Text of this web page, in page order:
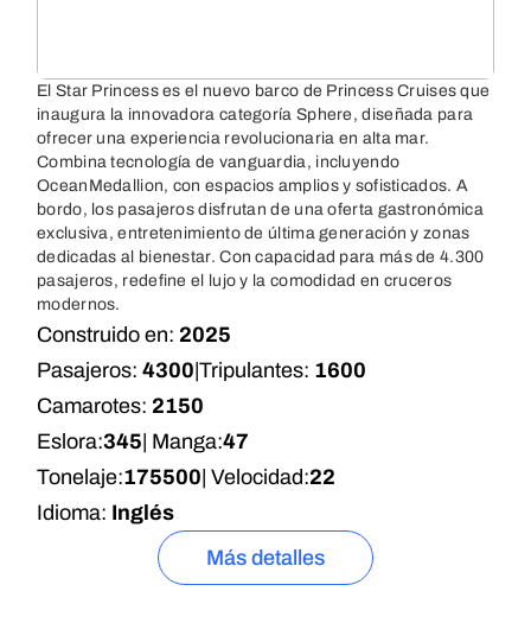
El Star Princess es el nuevo barco de Princess Cruises que
inaugura la innovadora categoría Sphere, diseñada para
ofrecer una experiencia revolucionaria en alta mar.
Combina tecnología de vanguardia, incluyendo
OceanMedallion, con espacios amplios y sofisticados. A
bordo, los pasajeros disfrutan de una oferta gastronómica
exclusiva, entretenimiento de última generación y zonas
dedicadas al bienestar. Con capacidad para más de 4.300
pasajeros, redefine el lujo y la comodidad en cruceros
modernos.
Construido en: 2025
Pasajeros: 4300 Tripulantes: 1600
Camarotes: 2150
Eslora:345 | Manga:47
Tonelaje:175500 | Velocidad:22
Idioma: Inglés
Más detalles